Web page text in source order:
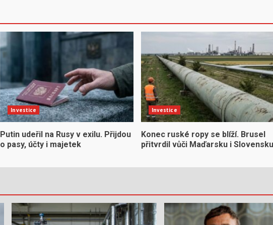
Investice
Putin udeřil na Rusy v exilu. Přijdou
o pasy, účty i majetek
Investice
Konec ruské ropy se blíží. Brusel
přitvrdil vůči Maďarsku i Slovensku